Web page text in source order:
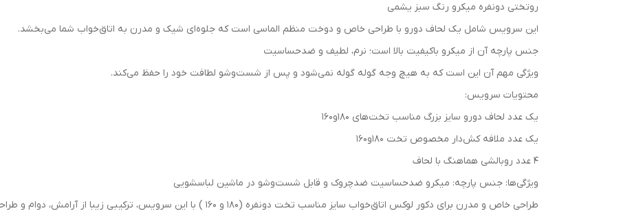
روتختی دونفره میکرو رنگ سبز یشمی
این سرویس شامل یک لحاف دورو با طراحی خاص و دوخت منظم الماسی است که جلوه‌ای شیک و مدرن به اتاق‌خواب شما می‌بخشد.
جنس پارچه آن از میکرو باکیفیت بالا است؛ نرم، لطیف و ضد‌حساسیت
ویژگی مهم آن این است که به هیچ وجه گوله گوله نمی‌شود و پس از شست‌وشو لطافت خود را حفظ می‌کند.
محتویات سرویس:
یک عدد لحاف دورو سایز بزرگ مناسب تخت‌های ۱۸۰و۱۶۰
یک عدد ملافه کش‌دار مخصوص تخت ۱۸۰و۱۶۰
۴ عدد روبالشی هماهنگ با لحاف
ویژگی‌ها: جنس پارچه: میکرو ضد‌حساسیت ضد‌چروک و قابل شست‌وشو در ماشین لباسشویی
طراحی خاص و مدرن برای دکور لوکس اتاق‌خواب سایز مناسب تخت دو‌نفره (۱۸۰ و ۱۶۰ ) با این سرویس، ترکیبی زیبا از آرامش، دوام و طراحی مدرن را به اتاق خود هدیه دهید.